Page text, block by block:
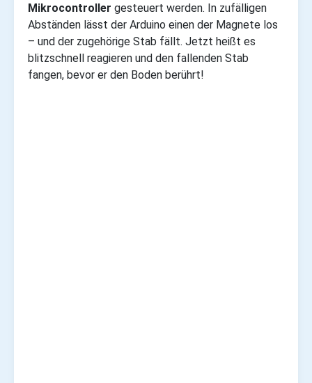
Mikrocontroller gesteuert werden. In zufälligen
Abständen lässt der Arduino einen der Magnete los
– und der zugehörige Stab fällt. Jetzt heißt es
blitzschnell reagieren und den fallenden Stab
fangen, bevor er den Boden berührt!